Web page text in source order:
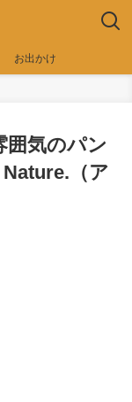
お出かけ
囲気のパン
（ア